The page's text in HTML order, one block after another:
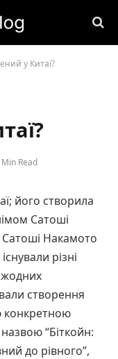
у Китаї?
Min Read
його створила
Сатоші
Накамото
різні
жодних
створення
конкретною
“Біткойн:
до рівного”,